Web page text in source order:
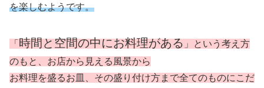
を楽しむようです。
「 時間と空間の中にお料理がある 」という考え方
のもと、お店から見える風景から
お料理を盛るお皿、その盛り付け方まで全てのものにこだ